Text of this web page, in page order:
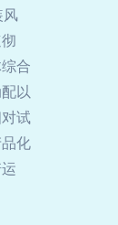
风
合
以
试
化